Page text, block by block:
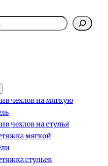
чехлов на мягкую
чехлов на стулья
мягкой
стульев